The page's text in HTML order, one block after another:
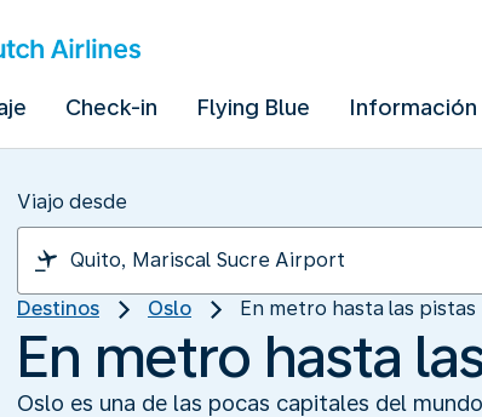
Check-in Flying Blue Información
Viajo desde
Destinos Oslo En metro hasta las pistas
En metro hasta
Oslo es una de las pocas capitales del